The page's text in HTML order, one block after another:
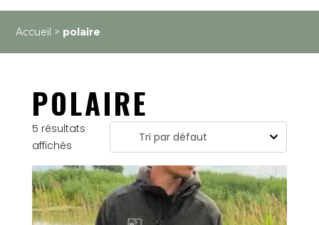
Accueil > polaire
POLAIRE
5 résultats
affichés